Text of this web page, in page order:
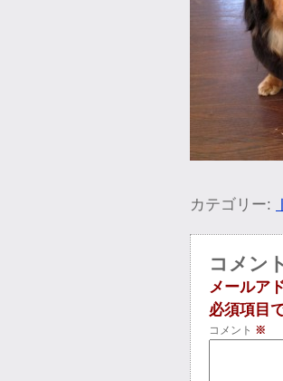
カテゴリー:
コメン
メールア
必須項目
コメント ※